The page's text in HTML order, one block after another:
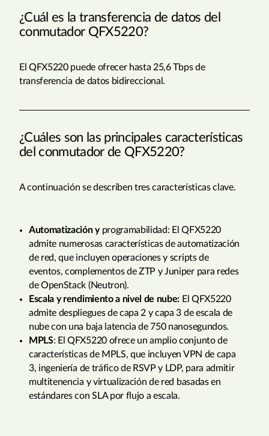
¿Cuál es la transferencia de datos del
conmutador QFX5220?
El QFX5220 puede ofrecer hasta 25,6 Tbps de
transferencia de datos bidireccional.
¿Cuáles son las principales características
del conmutador de QFX5220?
A continuación se describen tres características clave.
Automatización y programabilidad: El QFX5220
admite numerosas características de automatización
de red, que incluyen operaciones y scripts de
eventos, complementos de ZTP y Juniper para redes
de OpenStack (Neutron).
Escala y rendimiento a nivel de nube: El QFX5220
admite despliegues de capa 2 y capa 3 de escala de
nube con una baja latencia de 750 nanosegundos.
MPLS: El QFX5220 ofrece un amplio conjunto de
características de MPLS, que incluyen VPN de capa
3, ingeniería de tráfico de RSVP y LDP, para admitir
multitenencia y virtualización de red basadas en
estándares con SLA por flujo a escala.